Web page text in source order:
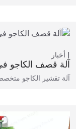
أخبار
آلة قصف الكاجو
آلة تقشير الكاجو